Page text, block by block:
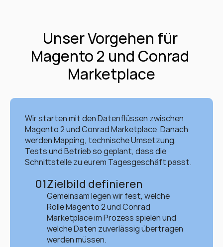
Unser Vorgehen für
Magento 2 und Conrad
Marketplace
Wir starten mit den Datenflüssen zwischen
Magento 2 und Conrad Marketplace. Danach
werden Mapping, technische Umsetzung,
Tests und Betrieb so geplant, dass die
Schnittstelle zu eurem Tagesgeschäft passt.
01Zielbild definieren
Gemeinsam legen wir fest, welche
Rolle Magento 2 und Conrad
Marketplace im Prozess spielen und
welche Daten zuverlässig übertragen
werden müssen.